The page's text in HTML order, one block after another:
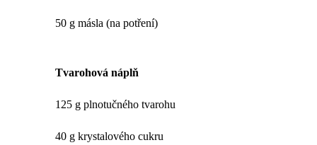
50 g másla (na potření)
Tvarohová náplň
125 g plnotučného tvarohu
40 g krystalového cukru